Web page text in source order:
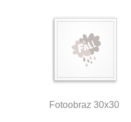
Fotoobraz 30x30